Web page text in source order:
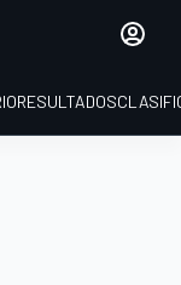
RESULTADOS